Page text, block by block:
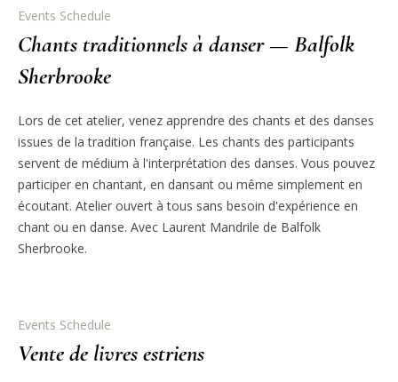
Events Schedule
Chants traditionnels à danser — Balfolk
Sherbrooke
Lors de cet atelier, venez apprendre des chants et des danses
issues de la tradition française. Les chants des participants
servent de médium à l'interprétation des danses. Vous pouvez
participer en chantant, en dansant ou même simplement en
écoutant. Atelier ouvert à tous sans besoin d'expérience en
chant ou en danse. Avec Laurent Mandrile de Balfolk
Sherbrooke.
Events Schedule
Vente de livres estriens